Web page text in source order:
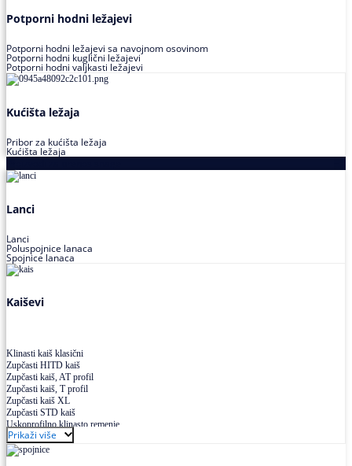
Potporni hodni ležajevi
Potporni hodni ležajevi sa navojnom osovinom
Potporni hodni kuglični ležajevi
Potporni hodni valjkasti ležajevi
Kućišta ležaja
Pribor za kućišta ležaja
Kućišta ležaja
Lanci
Lanci
Poluspojnice lanaca
Spojnice lanaca
Kaiševi
Klinasti kaiš klasični
Zupčasti HITD kaiš
Zupčasti kaiš, AT profil
Zupčasti kaiš, T profil
Zupčasti kaiš XL
Zupčasti STD kaiš
Uskoprofilno klinasto remenje
Uskoprofilno klinasto remenje spojeno
Uskoprofilno klinasto remenje XP extra power
Višekanalno remenje PJ,PK
Prikaži više